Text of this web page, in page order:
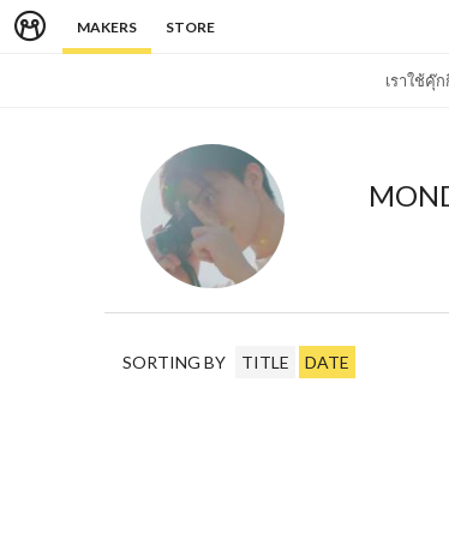
MAKERS STORE
เราใช้คุ๊
SORTING BY TITLE DATE